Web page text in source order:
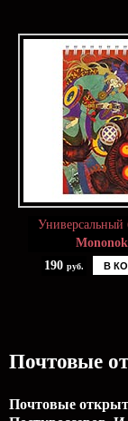
Универсальный
190 руб. В
Почтовые
Почтовые